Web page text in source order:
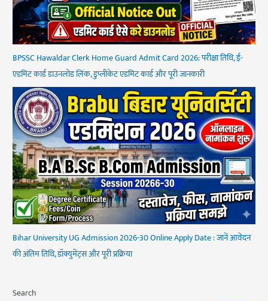
BPSSC Hawaldar Clerk Home Guard Admit Card 2026: परीक्षा तिथि, ई-
एडमिट कार्ड डाउनलोड लिंक, डुप्लीकेट एडमिट कार्ड और पूरी जानकारी
Bihar University UG Admission 2026-30 Online Apply Date : जानें आवेदन
की अंतिम तिथि, डॉक्युमेंट्स और पूरी प्रक्रिया
Search